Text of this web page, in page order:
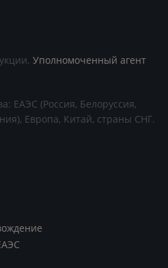
Уполномоченный агент
ЕАЭС (Россия, Белоруссия,
Европа, Китай, страны СНГ.